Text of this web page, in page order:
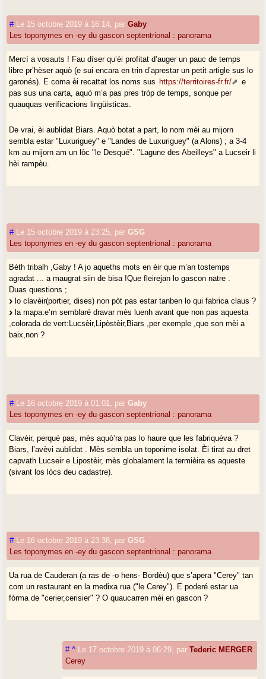
# Le 15 octobre 2019 à 16:14 parGaby
Les toponymes en -ey du gascon septentrional : panorama
Mercí a vosauts ! Fau díser qu’èi profitat d’auger un pauc de temps
libre pr’hèser aquò (e sui encara en trin d’aprestar un petit artigle sus lo
garonés). E coma èi recattat los noms sus https://territoires-fr.fr/
e
pas sus una carta, aquò m’a pas pres tròp de temps, sonque per
quauquas verificacions lingüisticas.
De vrai, èi aublidat Biars. Aquò botat a part, lo nom mèi au mijorn
sembla estar "Luxuriguey" e "Landes de Luxuriguey" (a Alons) ; a 3-4
km au mijorn am un lòc "le Desqué". "Lagune des Abeilleys" a Lucseir li
hèi rampèu.
# Le 15 octobre 2019 à 23:25 parGSG
Les toponymes en -ey du gascon septentrional : panorama
Bèth tribalh ,Gaby ! A jo aqueths mots en èir que m’an tostemps
agradat ... a maugrat siin de bisa !Que fleirejan lo gascon natre .
Duas questions ;
lo clavèir(portier, dises) non pòt pas estar tanben lo qui fabrica claus ?
la mapa:e’m semblaré dravar mès luenh avant que non pas aquesta
,colorada de vert:Lucsèir,Lipòstèir,Biars ,per exemple ,que son mèi a
baix,non ?
# Le 16 octobre 2019 à 01:01 parGaby
Les toponymes en -ey du gascon septentrional : panorama
Clavèir, perqué pas, mès aquò’ra pas lo haure que les fabriquèva ?
Biars, l’avèvi aublidat . Mès sembla un toponime isolat. Èi tirat au dret
capvath Lucseir e Lipostèir, mès globalament la termièira es aqueste
(sivant los lòcs deu cadastre).
# Le 16 octobre 2019 à 23:38 parGSG
Les toponymes en -ey du gascon septentrional : panorama
Ua rua de Cauderan (a ras de -o hens- Bordèu) que s’apera "Cerey" tan
com un restaurant en la medixa rua ("le Cerey"). E poderé estar ua
fòrma de "cerier,cerisier" ? O quaucarren mèi en gascon ?
# ^ Le 17 octobre 2019 à 06:29 parTederic MERGER
Cerey